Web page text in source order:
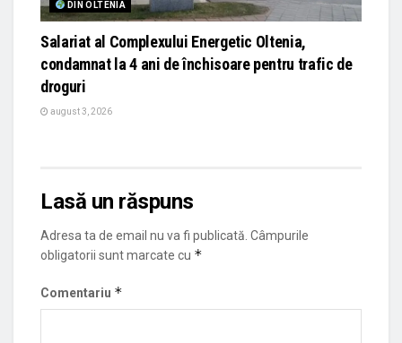
DIN OLTENIA
Salariat al Complexului Energetic Oltenia,
condamnat la 4 ani de închisoare pentru trafic de
droguri
august 3, 2026
Lasă un răspuns
Adresa ta de email nu va fi publicată. Câmpurile
obligatorii sunt marcate cu *
Comentariu *